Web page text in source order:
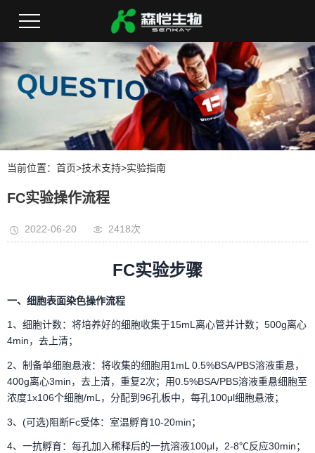
当前位置： 首页>技术支持>实验指南
FC实验操作流程
2022-06-20 2418次
FC实验步骤
一、细胞表面染色操作流程
1、细胞计数：将培养好的细胞收集于15mL离心管并计数；500g离心
4min，去上清；
2、制备单细胞悬液：将收集的细胞用1mL 0.5%BSA/PBS溶液重悬，
400g离心3min，去上清，重复2次；用0.5%BSA/PBS溶液重悬细胞至
浓度1x106个细胞/mL，分配到96孔板中，每孔100μl细胞悬液；
3、(可选)阻断Fc受体：室温孵育10-20min；
4、一抗孵育：每孔加入稀释后的一抗溶液100μl，2-8℃反应30min；